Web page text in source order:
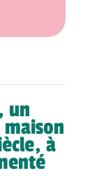
un
à